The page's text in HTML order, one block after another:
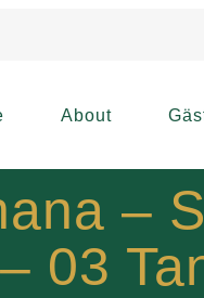
About
–
– 03